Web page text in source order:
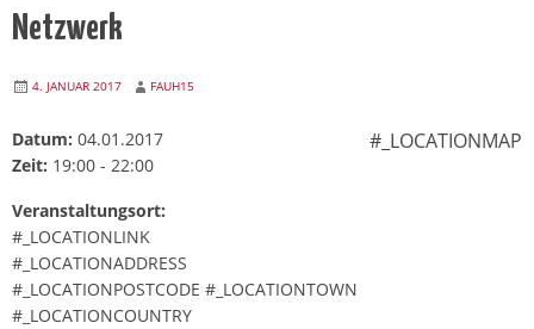
Netzwerk
4. JANUAR 2017 FAUH15
#_LOCATIONMAP
Datum: 04.01.2017
Zeit: 19:00 - 22:00
Veranstaltungsort:
#_LOCATIONLINK
#_LOCATIONADDRESS
#_LOCATIONPOSTCODE #_LOCATIONTOWN
#_LOCATIONCOUNTRY